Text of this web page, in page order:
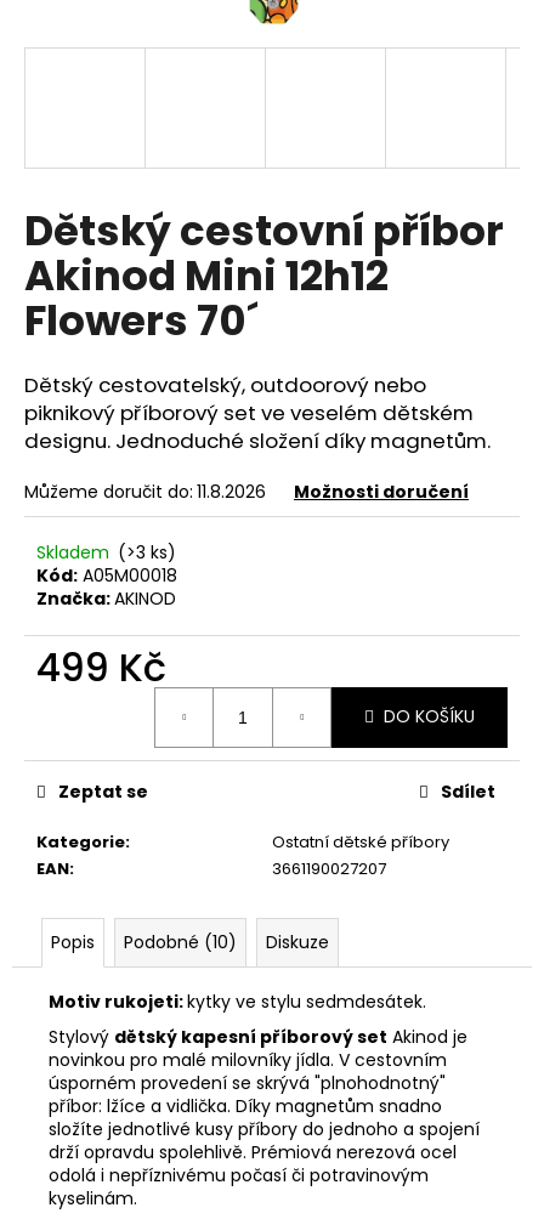
Dětský cestovní příbor
Akinod Mini 12h12
Flowers 70´
Dětský cestovatelský, outdoorový nebo
piknikový příborový set ve veselém dětském
designu. Jednoduché složení díky magnetům.
Můžeme doručit do: 11.8.2026 Možnosti doručení
Skladem (>3 ks)
Kód: A05M00018
Značka:AKINOD
499 Kč
DO KOŠÍKU
Kategorie:
Ostatní dětské příbory
EAN: 3661190027207
Zeptat se Sdílet
Popis Podobné (10) Diskuze
Motiv rukojeti:kytky ve stylu sedmdesátek.
Stylový dětský kapesní příborový set Akinod je
novinkou pro malé milovníky jídla. V cestovním
úsporném provedení se skrývá "plnohodnotný"
příbor: lžíce a vidlička. Díky magnetům snadno
složíte jednotlivé kusy příbory do jednoho a spojení
drží opravdu spolehlivě. Prémiová nerezová ocel
odolá i nepříznivému počasí či potravinovým
kyselinám.
j
?
HLEDAT
D
o
p
r
u
č
u
e
m
e
DEEJO
27G
CORALWOOD